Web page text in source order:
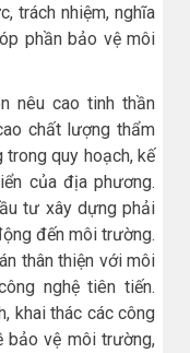
trách nhiệm, nghĩa
phần bảo vệ môi
nêu cao tinh thần
chất lượng thẩm
quy hoạch, kế
của địa phương.
tư xây dựng phải
đến môi trường.
thân thiện với môi
nghệ tiên tiến.
khai thác các công
bảo vệ môi trường,